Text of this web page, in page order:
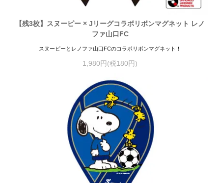
【残3枚】スヌーピー × Jリーグコラボリボンマグネット レノ
ファ山口FC
スヌーピーとレノファ山口FCのコラボリボンマグネット！
1,980円(税180円)